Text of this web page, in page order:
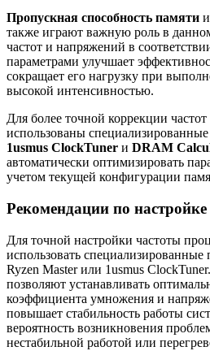
Пропускная способность памяти и
также играют важную роль в
частот и напряжений в
параметрами улучшает
сокращает его нагрузку при
высокой интенсивностью.
Для более точной коррекции
использованы
1usmus ClockTuner и DRAM
автоматически оптимизировать
учетом текущей конфигурации
Рекомендации по настройке
Для точной настройки частоты
использовать
Ryzen Master или 1usmus
позволяют устанавливать
коэффициента умножения и
повышает стабильность работы
вероятность возникновения
нестабильной работой или